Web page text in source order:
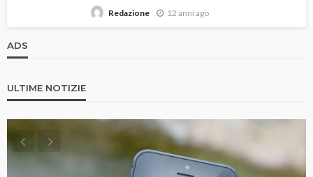
Redazione 12 anni ago
ADS
ULTIME NOTIZIE